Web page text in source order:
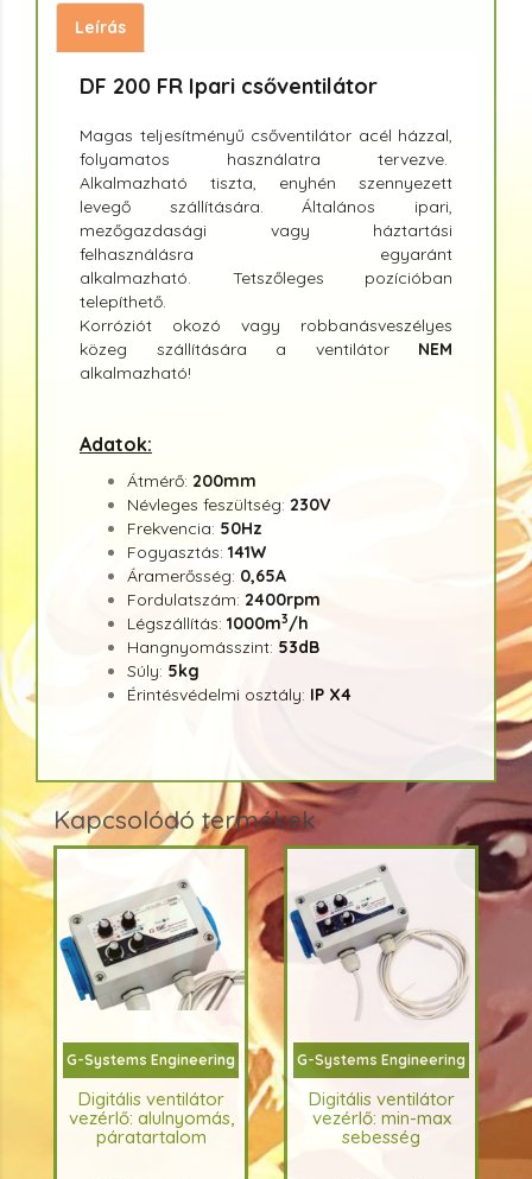
Leírás
DF 200 FR Ipari csőventilátor
Magas teljesítményű csőventilátor acél házzal,
folyamatos használatra tervezve.
Alkalmazható tiszta, enyhén szennyezett
levegő szállítására. Általános ipari,
mezőgazdasági vagy háztartási
felhasználásra egyaránt
alkalmazható. Tetszőleges pozícióban
telepíthető.
Korróziót okozó vagy robbanásveszélyes
közeg szállítására a ventilátor NEM
alkalmazható!
Adatok:
Átmérő: 200mm
Névleges feszültség: 230V
Frekvencia: 50Hz
Fogyasztás: 141W
Áramerősség: 0,65A
Fordulatszám: 2400rpm
Légszállítás: 1000m3/h
Hangnyomásszint: 53dB
Súly: 5kg
Érintésvédelmi osztály: IP X4
Kapcsolódó termékek
G-Systems Engineering
Digitális ventilátor
vezérlő: alulnyomás,
páratartalom
G-Systems Engineering
Digitális ventilátor
vezérlő: min-max
sebesség